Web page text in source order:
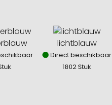
lichtblauw
Direct beschikbaar
1802 Stuk